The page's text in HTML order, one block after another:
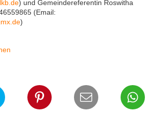
) und Gemeindereferentin Roswitha
(Email:
)